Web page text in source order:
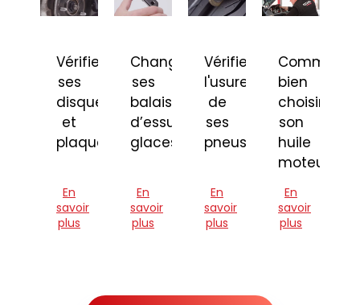
Vérifier
ses
disques
et
plaquettes
En
savoir
plus
Changer
ses
balais
d’essuie-
glaces
En
savoir
plus
Vérifier
l'usure
de
ses
pneus
En
savoir
plus
Comment
bien
choisir
son
huile
moteur
En
savoir
plus